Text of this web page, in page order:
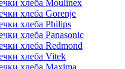
хлеба Moulinex
хлеба Gorenje
хлеба Philips
хлеба Panasonic
хлеба Redmond
хлеба Vitek
хлеба Maxima